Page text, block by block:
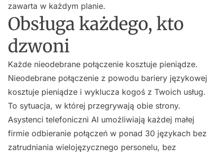
zawarta w każdym planie.
Obsługa każdego, kto
dzwoni
Każde nieodebrane połączenie kosztuje pieniądze.
Nieodebrane połączenie z powodu bariery językowej
kosztuje pieniądze i wyklucza kogoś z Twoich usług.
To sytuacja, w której przegrywają obie strony.
Asystenci telefoniczni AI umożliwiają każdej małej
firmie odbieranie połączeń w ponad 30 językach bez
zatrudniania wielojęzycznego personelu, bez